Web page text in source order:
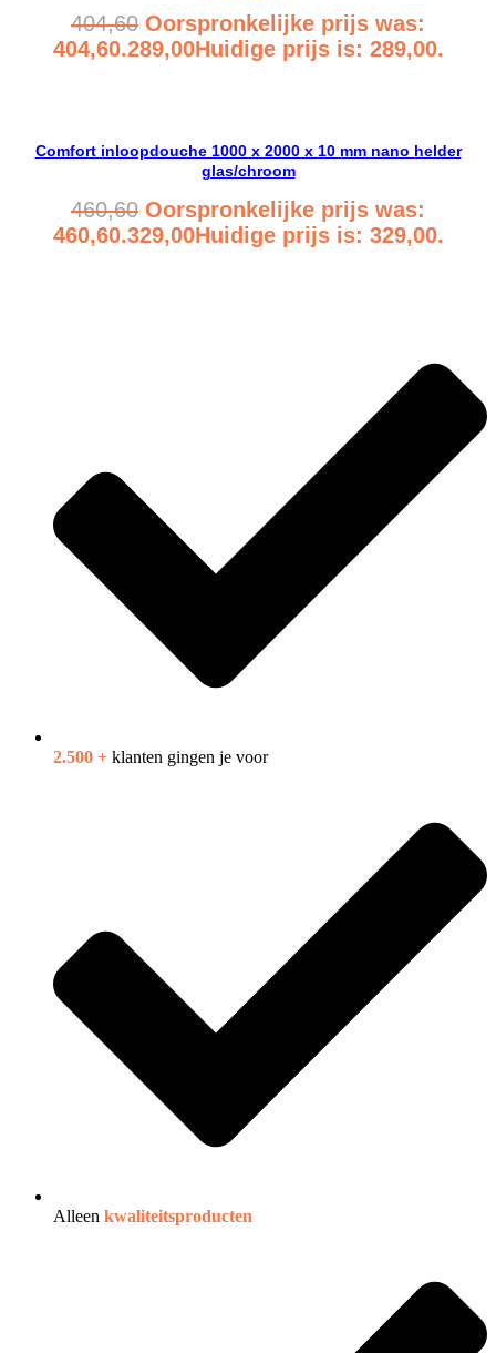
404,60 Oorspronkelijke prijs was:
404,60.289,00Huidige prijs is: 289,00.
Comfort inloopdouche 1000 x 2000 x 10 mm nano helder
glas/chroom
460,60 Oorspronkelijke prijs was:
460,60.329,00Huidige prijs is: 329,00.
2.500 + klanten gingen je voor
Alleen kwaliteitsproducten